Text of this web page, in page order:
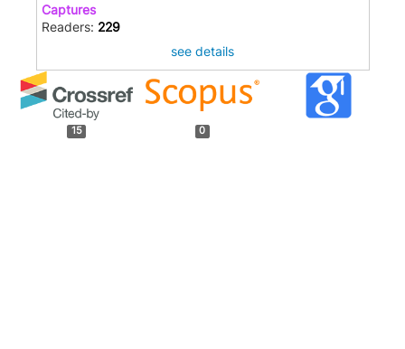
Captures
Readers: 229
see details
15 0